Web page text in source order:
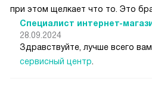
при этом щелкает что то. Это
Специалист интернет-
28.09.2024
Здравствуйте, лучше всего
сервисный центр